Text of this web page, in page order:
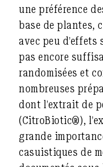
une préférence
base de plantes,
avec peu d’effets
pas encore
randomisées et
nombreuses
dont l’extrait de
(CitroBiotic®),
grande
casuistiques de